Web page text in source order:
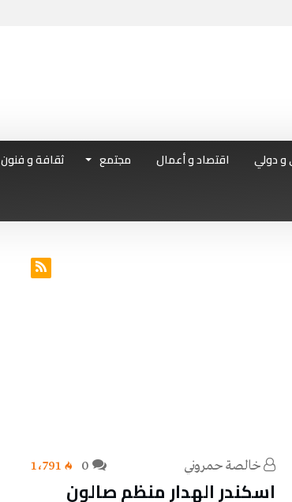
و دولي اقتصاد و أعمال مجتمع ثقافة و فنون
خالصة حمروني 1٬791
اسكندر الهدار منظم صالون